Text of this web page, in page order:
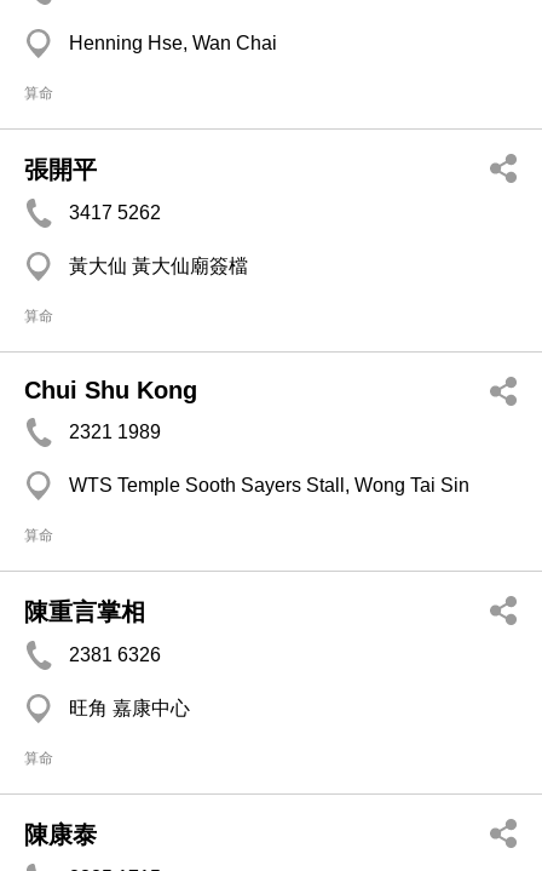
Henning Hse, Wan Chai
算命
張開平
3417 5262
黃大仙 黃大仙廟簽檔
算命
Chui Shu Kong
2321 1989
WTS Temple Sooth Sayers Stall, Wong Tai Sin
算命
陳重言掌相
2381 6326
旺角 嘉康中心
算命
陳康泰